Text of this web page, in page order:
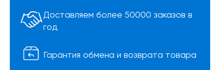
Доставляем более 50000 заказов в
год
Гарантия обмена и возврата товара